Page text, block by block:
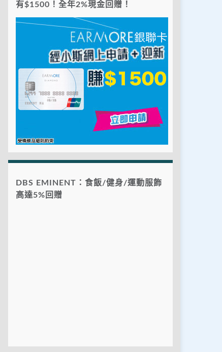
有$1500！全年2%現金回贈！
DBS EMINENT：食飯/健身/運動服飾
高達5%回贈